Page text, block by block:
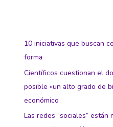
10 iniciativas que buscan
forma
Científicos cuestionan el
posible «un alto grado de
económico
Las redes “sociales” están